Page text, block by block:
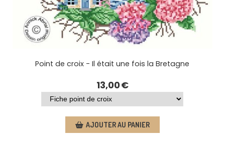
Point de croix - Il était une fois la Bretagne
13,00€
AJOUTER AU PANIER